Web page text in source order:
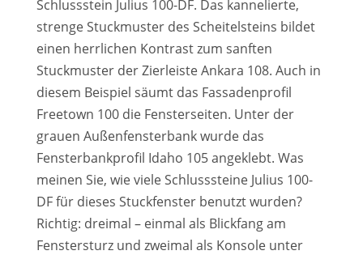
Schlussstein Julius 100-DF. Das kannelierte,
strenge Stuckmuster des Scheitelsteins bildet
einen herrlichen Kontrast zum sanften
Stuckmuster der Zierleiste Ankara 108. Auch in
diesem Beispiel säumt das Fassadenprofil
Freetown 100 die Fensterseiten. Unter der
grauen Außenfensterbank wurde das
Fensterbankprofil Idaho 105 angeklebt. Was
meinen Sie, wie viele Schlusssteine Julius 100-
DF für dieses Stuckfenster benutzt wurden?
Richtig: dreimal – einmal als Blickfang am
Fenstersturz und zweimal als Konsole unter